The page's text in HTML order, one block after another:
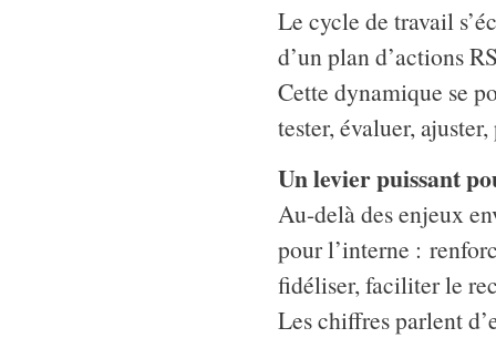
Le cycle de travail
d’un plan d’actions
Cette dynamique se
tester, évaluer, ajuster,
Un levier puissant
Au-delà des enjeux
pour l’interne :
fidéliser, faciliter le
Les chiffres parlent